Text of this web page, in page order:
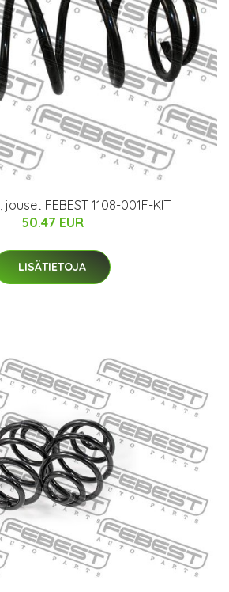
FEBEST 1108-001F-KIT
50.47 EUR
LISÄTIETOJA